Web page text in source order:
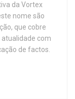
da Vortex
nome são
que cobre
atualidade com
de factos.